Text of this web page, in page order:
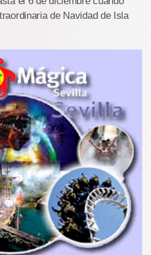
de Navidad de Isla